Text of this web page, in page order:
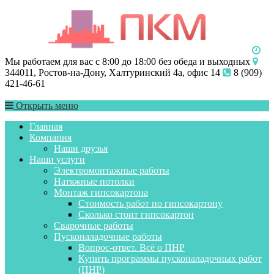
Мы работаем для вас с 8:00 до 18:00 без обеда и выходных
344011, Ростов-на-Дону, Халтуринский 4а, офис 14
8 (909)
421-46-61
Открыть меню
Главная
Компания
Наши друзья
Наши услуги
Электромонтажные работы
Натяжные потолки
Монтаж гипсокартона
Стоимость работ по гипсокартону
Сколько стоит гипсокартон
Сварочные работы
Пусконаладочные работы
Вопрос-ответ. Всё о ПНР
Купить программы пусконаладочных работ
(ПНР)